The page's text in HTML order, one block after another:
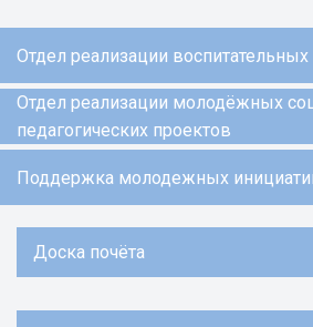
Отдел реализации воспитательных
Отдел реализации молодёжных
педагогических проектов
Поддержка молодежных
Доска почёта